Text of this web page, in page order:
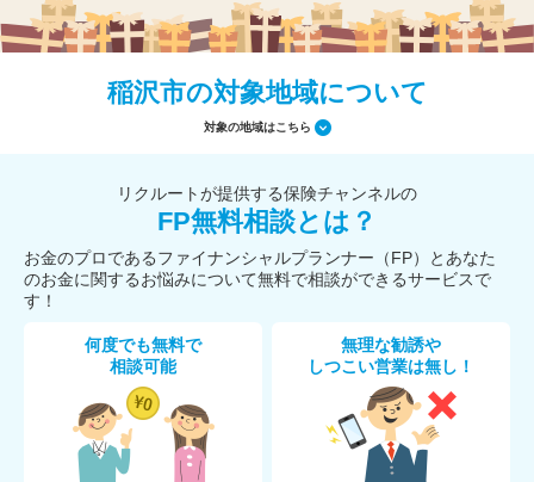
稲沢市の対象地域について
対象の地域はこちら
リクルートが提供する保険チャンネルの
FP無料相談とは？
お金のプロであるファイナンシャルプランナー（FP）とあなた
のお金に関するお悩みについて無料で相談ができるサービスで
す！
何度でも無料で
相談可能
無理な勧誘や
しつこい営業は無し！